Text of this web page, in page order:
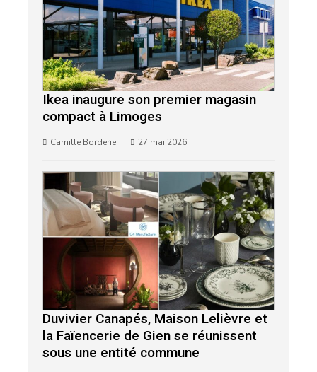
Ikea inaugure son premier magasin
compact à Limoges
Camille Borderie 27 mai 2026
Duvivier Canapés, Maison Lelièvre et
la Faïencerie de Gien se réunissent
sous une entité commune